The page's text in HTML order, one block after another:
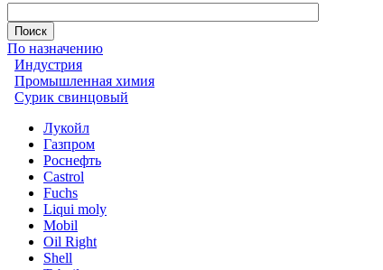
По назначению
Индустрия
Промышленная химия
Сурик свинцовый
Лукойл
Газпром
Роснефть
Castrol
Fuchs
Liqui moly
Mobil
Oil Right
Shell